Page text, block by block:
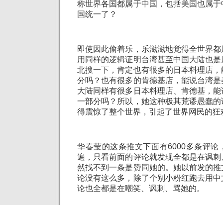
称世界各国都属于中国，包括美国也属
国统一了？
即使因此偷着乐，乐滋滋地觉得全世界
用同样的逻辑证明台湾甚至中国大陆也
北搜一下，肯定也有很多的日本料理店
分吗？也有很多的肯德基店，能说台湾
大陆同样有很多日本料理店、肯德基，
一部分吗？所以，她这种极其荒谬愚蠢
得震惊了整个世界，引起了世界网民的狂
华春莹的这条推文下面有6000多条评论
遍，只看前面的评论就发现全都是在讽
然找不到一条是赞同她的。她以前发的
论没有这么多，除了个别小粉红跑去用
论也全都是在嘲笑、讽刺、骂她的。